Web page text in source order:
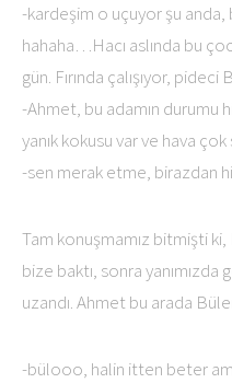
-kardeşim o uçuyor şu anda,
hahaha…Hacı aslında bu
gün. Fırında çalışıyor, pideci
-Ahmet, bu adamın durumu
yanık kokusu var ve hava çok
-sen merak etme, birazdan
Tam konuşmamız bitmişti
bize baktı, sonra
uzandı. Ahmet bu arada
-bülooo, halin itten beter